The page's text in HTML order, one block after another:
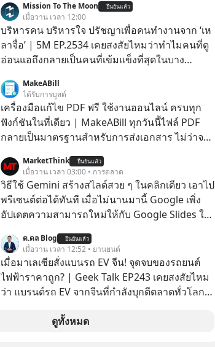
Mission To The Moon ยืนยันแล้ว
เมื่อวาน เวลา 12:00
บริหารคน บริหารใจ ปรัชญาเพื่อคนทำงานจาก ‘เห
ลาจื่อ’ | 5M EP.2534 เคยสงสัยไหมว่าทำไมคนที่ดู
อ่อนแอถึงกลายเป็นคนที่เข้มแข็งที่สุดในบาง
ถึงประสบความสำเร็จได้ไวกว่าใครเพื่อน? ไม่แน่ว่า
คนกลุ่มนี้อาจจะเป็นคนที่รู้จักบริหารใจตัวเอง และ
คนรอบตัวได้เก่งที่สุดก็เป็นได้ โดยพอดแคสต์ 5M
ในวันนี้จะพาทุกคนไปสำรวจวิธีการบริหารคนและ
จื๊อ) นักปราชญ์จีนแห่งยุคไปด้วยกัน
MakeABill
ได้รับการบูสต์
เครื่องมือแก้ไข PDF ฟรี ใช้งานออนไลน์ ครบทุก
ฟังก์ชันในที่เดียว | MakeABill ทุกวันนี้ไฟล์ PDF
กลายเป็นมาตรฐานสำหรับการส่งเอกสาร ไม่ว่าจะ
หรือเอกสารราชการ แต่หลายครั้งเราจำเป็นต้อง
รวมไฟล์ PDF, แยกหน้า PDF, ใส่ลายเซ็น, บีบอัด
ไฟล์ หรือใส่รหัสผ่าน ซึ่งมักต้องใช้หลายเว็บไซต์
และหลายโปรแกรม
MarketThink ยืนยันแล้ว
เมื่อวาน เวลา 03:00 • การตลาด
วิธีใช้ Gemini สร้างสไลด์สวย ๆ ในคลิกเดียว เอาไป
พรีเซนต์ต่อได้ทันที เมื่อไม่นานมานี้ Google เพิ่ง
อัปเดตความสามารถใหม่ให้กับ Google Slides ให้
สวย ๆ ได้ในคลิกเดียว ไม่ต้องเสียเวลาทำเองอีกต่อ
ไป
ด.ดล Blog ยืนยันแล้ว
เมื่อวาน เวลา 12:52 • ยานยนต์
เมื่อมาเลเซียสั่งแบนรถ EV จีน! จุดจบของรถยนต์
ไฟฟ้าราคาถูก? | Geek Talk EP243 เคยสงสัยไหม
ว่า แบรนด์รถ EV จากจีนที่กำลังบุกตีตลาดทั่วโลก
ดูทั้งหมด